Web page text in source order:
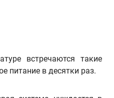
встречаются такие
питание в десятки раз.